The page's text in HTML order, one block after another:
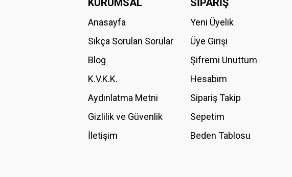
Ürün resmi kalitesiz, bozuk veya görüntülenemiyor.
Ürün fiyatı diğer sitelerden daha pahalı.
Bu ürüne benzer farklı alternatifler olmalı.
Anasayfa
Sıkça Sorulan Sorular
Blog
K.V.K.K.
Aydınlatma Metni
Gizlilik ve Güvenlik
İletişim
Yeni Üyelik
Üye Girişi
Şifremi Unuttum
Hesabım
Sipariş Takip
Sepetim
Beden Tablosu